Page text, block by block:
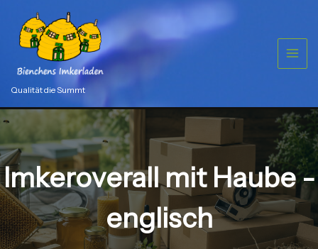
Inhalt
springen
Qualität die Summt
Imkeroverall mit Haube -
englisch